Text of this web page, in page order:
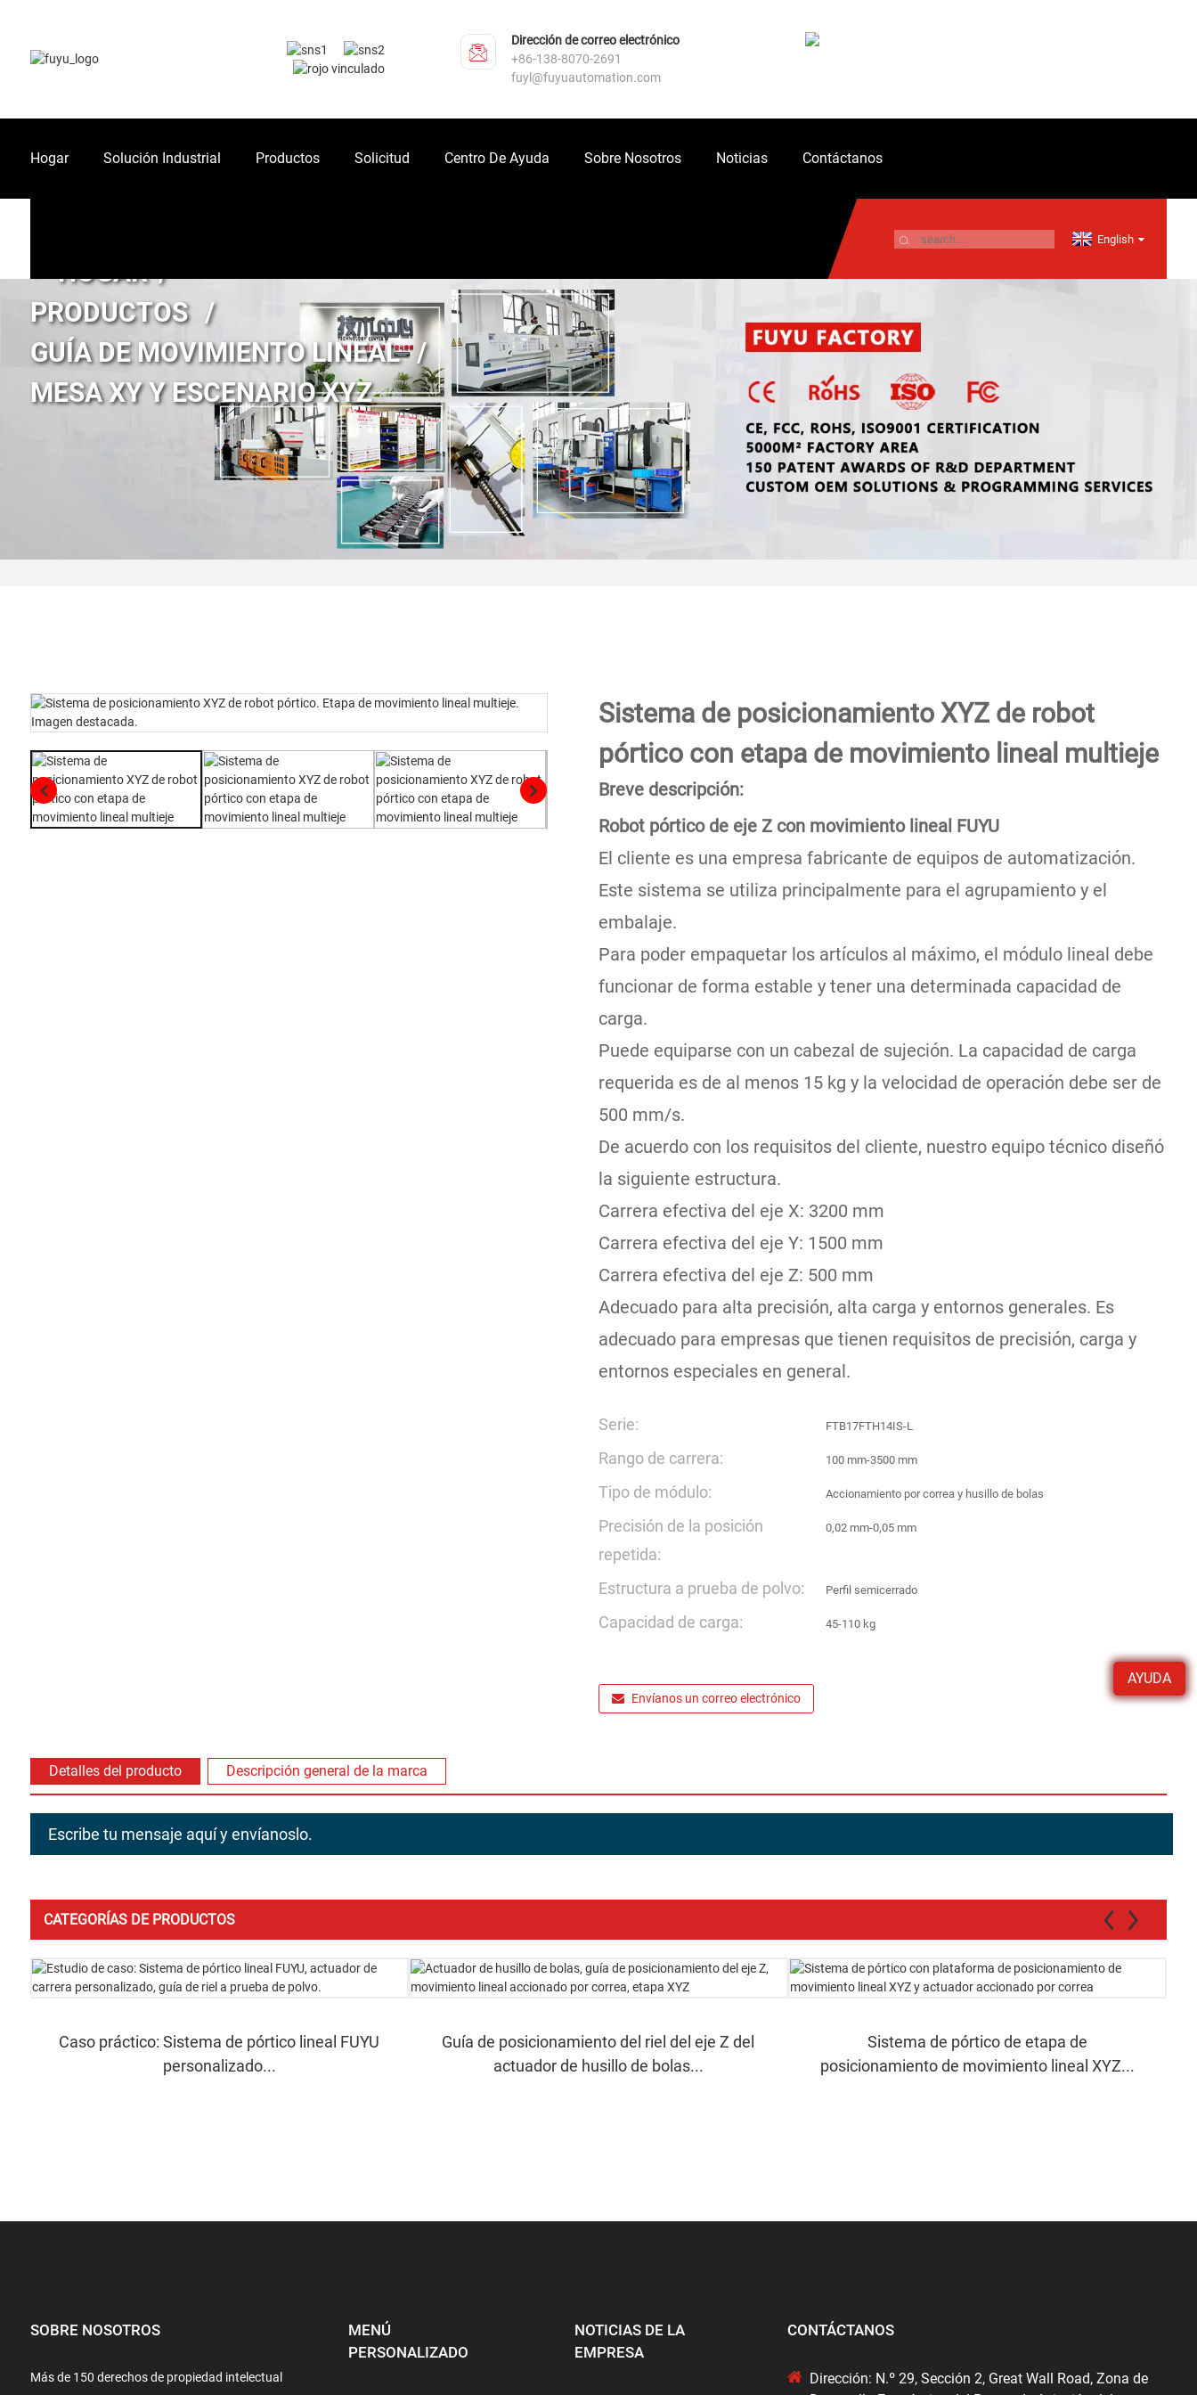
AYUDA
Dirección de correo electrónico
+86-138-8070-2691
fuyl@fuyuautomation.com
Hogar Solución Industrial Productos Solicitud Centro De Ayuda Sobre Nosotros Noticias Contáctanos
English
HOGAR
PRODUCTOS
GUÍA DE MOVIMIENTO LINEAL
MESA XY Y ESCENARIO XYZ
Sistema de posicionamiento XYZ de robot
pórtico con etapa de movimiento lineal multieje
Breve descripción:
Robot pórtico de eje Z con movimiento lineal FUYU
El cliente es una empresa fabricante de equipos de automatización.
Este sistema se utiliza principalmente para el agrupamiento y el
embalaje.
Para poder empaquetar los artículos al máximo, el módulo lineal debe
funcionar de forma estable y tener una determinada capacidad de
carga.
Puede equiparse con un cabezal de sujeción. La capacidad de carga
requerida es de al menos 15 kg y la velocidad de operación debe ser de
500 mm/s.
De acuerdo con los requisitos del cliente, nuestro equipo técnico diseñó
la siguiente estructura.
Carrera efectiva del eje X: 3200 mm
Carrera efectiva del eje Y: 1500 mm
Carrera efectiva del eje Z: 500 mm
Adecuado para alta precisión, alta carga y entornos generales. Es
adecuado para empresas que tienen requisitos de precisión, carga y
entornos especiales en general.
Serie: FTB17FTH14IS-L
Rango de carrera: 100 mm-3500 mm
Tipo de módulo: Accionamiento por correa y husillo de bolas
Precisión de la posición
repetida:
0,02 mm-0,05 mm
Estructura a prueba de polvo: Perfil semicerrado
Capacidad de carga: 45-110 kg
Envíanos un correo electrónico
Detalles del producto Descripción general de la marca
Escribe tu mensaje aquí y envíanoslo.
CATEGORÍAS DE PRODUCTOS
Caso práctico: Sistema de pórtico lineal FUYU
personalizado...
Guía de posicionamiento del riel del eje Z del
actuador de husillo de bolas...
Sistema de pórtico de etapa de
posicionamiento de movimiento lineal XYZ...
SOBRE NOSOTROS
Más de 150 derechos de propiedad intelectual
MENÚ
PERSONALIZADO
NOTICIAS DE LA
EMPRESA
CONTÁCTANOS
Dirección: N.º 29, Sección 2, Great Wall Road, Zona de